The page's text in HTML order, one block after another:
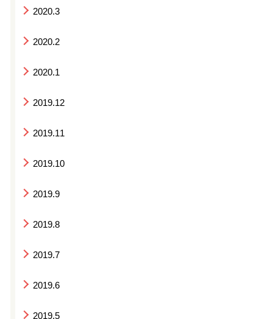
2020.3
2020.2
2020.1
2019.12
2019.11
2019.10
2019.9
2019.8
2019.7
2019.6
2019.5